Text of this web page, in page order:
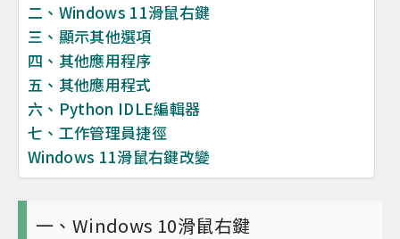
二、Windows 11滑鼠右鍵
三、顯示其他選項
四、其他應用程序
五、其他應用程式
六、Python IDLE編輯器
七、工作管理員捷徑
Windows 11滑鼠右鍵改變
一、Windows 10滑鼠右鍵